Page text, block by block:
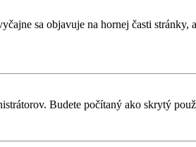
sa objavuje na hornej časti
Budete počítaný ako skrytý